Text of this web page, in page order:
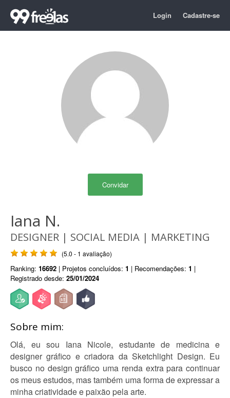
Login Cadastre-se
Convidar
Iana N.
DESIGNER | SOCIAL MEDIA | MARKETING
(5.0 - 1 avaliação)
Ranking: 16692 | Projetos concluídos: 1 | Recomendações: 1 |
Registrado desde: 25/01/2024
Sobre mim:
Olá, eu sou Iana Nicole, estudante de medicina e
designer gráfico e criadora da Sketchlight Design. Eu
busco no design gráfico uma renda extra para continuar
os meus estudos, mas também uma forma de expressar a
minha criatividade e paixão pela arte.